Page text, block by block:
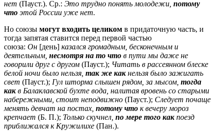
нет (Пауст.). Ср.: Это трудно понять молодежи, потому
что этой России уже нет.
Но союзы могут входить целиком в придаточную часть, и
тогда запятая ставится перед первой частью
союза: Он [день] казался громадным, бесконечным и
деятельным, несмотря на то что в пути мы даже не
говорили друг с другом (Пауст.); Читать в рассеянном блеске
белой ночи было нельзя, так же какнельзя было зажигать
свет (Пауст.); Гул шторма слышен рядом, за мысом, тогда
какв Балаклавской бухте вода, налитая вровень со старыми
набережными, стоит неподвижно (Пауст.); Следует почаще
менять девчат на постах, потому что к вечеру мороз
крепчает (Б. П.); Только скучнел, по мере того какпоезд
приближался к Кружилихе (Пан.).